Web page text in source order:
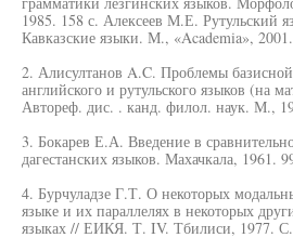
1985. 158 с. Алексеев М.Е. Рутульский
Кавказские языки. М., «Academia»,
2. Алисултанов A.C. Проблемы базисной
английского и рутульского языков (на
Автореф. дис. . канд. филол. наук. М.,
3. Бокарев Е.А. Введение в
дагестанских языков. Махачкала, 1961.
4. Бурчуладзе Г.Т. О некоторых
языке и их параллелях в некоторых
языках // ЕИКЯ. Т. IV. Тбилиси, 1977.